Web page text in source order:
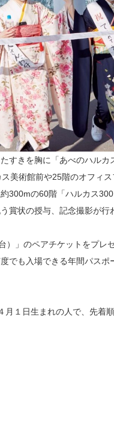
すきを胸に「あべのハルカ
美術館前や25階のオフィ
300mの60階「ハルカス
賞状の授与、記念撮影が行
）」のペアチケットをプレ
でも入場できる年間パス
１日生まれの人で、先着